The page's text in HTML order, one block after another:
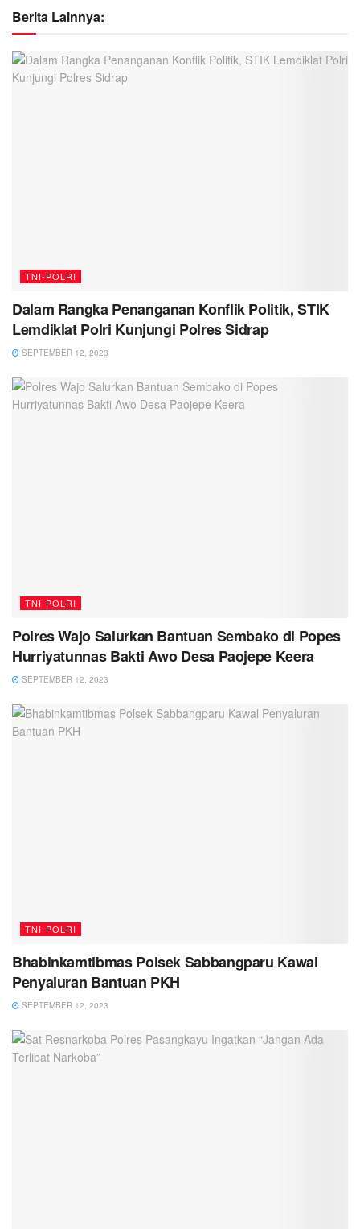
Berita Lainnya:
TNI-POLRI
Dalam Rangka Penanganan Konflik Politik, STIK
Lemdiklat Polri Kunjungi Polres Sidrap
SEPTEMBER 12, 2023
TNI-POLRI
Polres Wajo Salurkan Bantuan Sembako di Popes
Hurriyatunnas Bakti Awo Desa Paojepe Keera
SEPTEMBER 12, 2023
TNI-POLRI
Bhabinkamtibmas Polsek Sabbangparu Kawal
Penyaluran Bantuan PKH
SEPTEMBER 12, 2023